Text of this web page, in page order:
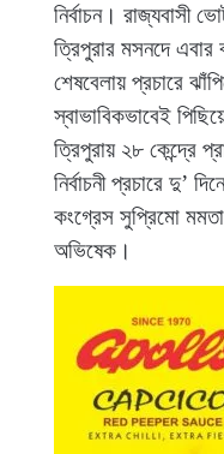
নির্বাচন। রাজ্যবাসী
ত্রিপুরার মসনদে
শেষবেলায় প্রচারে
স্বাভাবিকভাবেই
ত্রিপুরায় ২৮ কেন্দ্রে
নির্বাচনী প্রচারে দু’
কংগ্রেস সুপ্রিমো মমতা
অভিষেক।